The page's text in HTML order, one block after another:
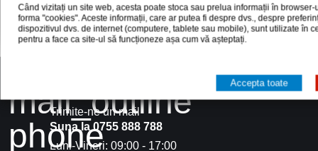
avizul legal.
mail_outline
Trimite-ne un mail
phone
Suna la 0755 888 788
Luni-Vineri: 09:00 - 17:00
Când vizitați un site web, acesta poate stoca sau prelua informații în browser-
forma "cookies". Aceste informații, care ar putea fi despre dvs., despre
dispozitivul dvs. de internet (computere, tablete sau mobile), sunt utilizate în
pentru a face ca site-ul să funcționeze așa cum vă așteptați.
Accepta toate